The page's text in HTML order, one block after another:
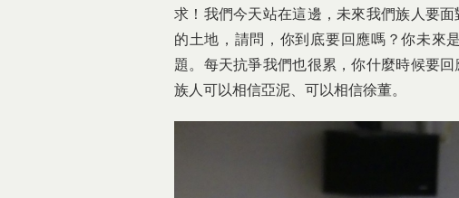
求！我們今天站在這邊，未來我們族人要
的土地，請問，你到底要回應嗎？你未來
題。每天抗爭我們也很累，你什麼時候要
族人可以相信亞泥、可以相信徐董。